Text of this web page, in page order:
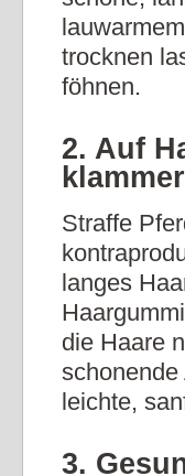
trocknen
föhnen.
2. Auf
Straffe
langes
die Haare
leichte,
3.